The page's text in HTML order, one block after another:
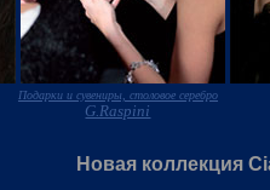
Подарки и сувениры, столовое серебро
G.Raspini
Новая коллекция